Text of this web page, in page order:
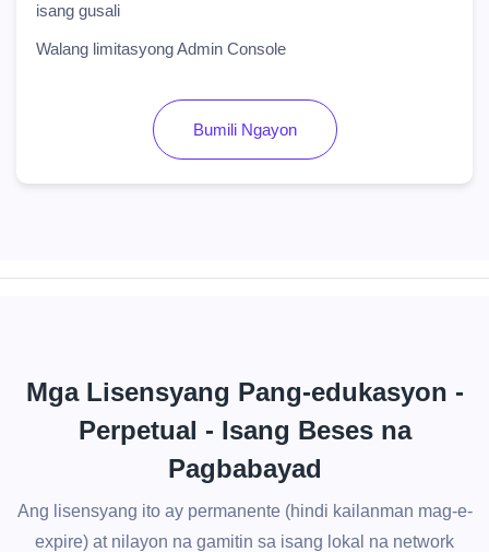
isang gusali
Walang limitasyong Admin Console
Bumili Ngayon
Mga Lisensyang Pang-edukasyon -
Perpetual - Isang Beses na
Pagbabayad
Ang lisensyang ito ay permanente (hindi kailanman mag-e-
expire) at nilayon na gamitin sa isang lokal na network